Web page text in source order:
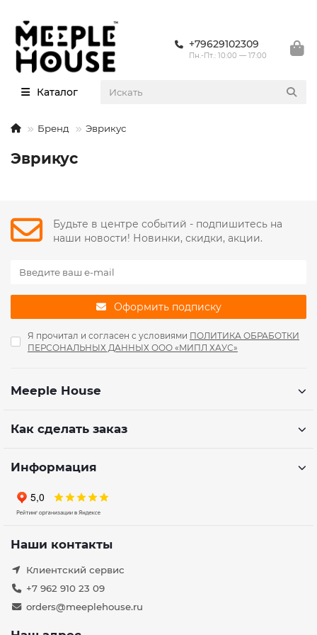
+79629102309
Пн.-Пт.: 10:00 — 17:00
Каталог
Бренд Эврикус
Эврикус
Будьте в центре событий - подпишитесь на
наши новости! Новинки, скидки, акции.
Оформить подписку
Я прочитал и согласен с условиями ПОЛИТИКА ОБРАБОТКИ
ПЕРСОНАЛЬНЫХ ДАННЫХ ООО «МИПЛ ХАУС»
Meeple House
Как сделать заказ
Информация
Наши контакты
Клиентский сервис
+7 962 910 23 09
orders@meeplehouse.ru